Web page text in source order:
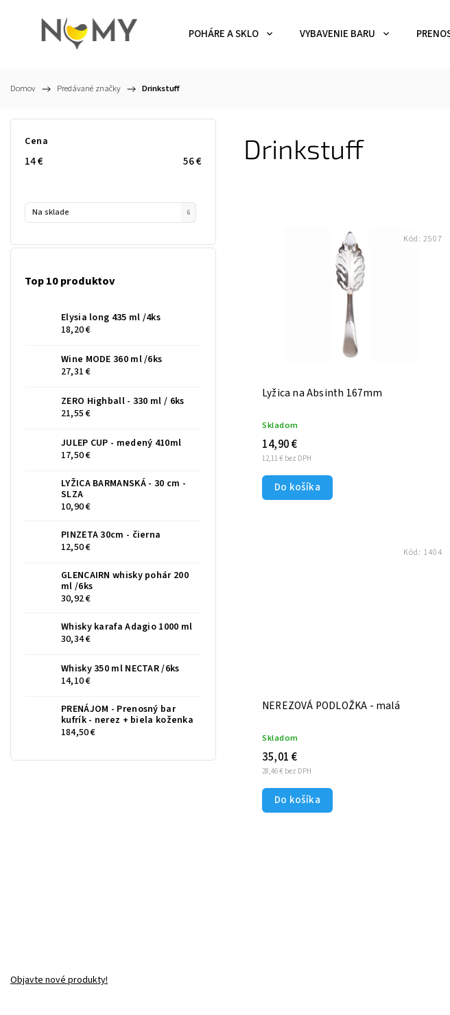
POHÁRE A SKLO VYBAVENIE BARU
Domov / Predávané značky / Drinkstuff
Cena
14€ 56€
Na sklade 6
Top 10 produktov
Elysia long 435 ml /4ks
18,20 €
Wine MODE 360 ml /6ks
27,31 €
ZERO Highball - 330 ml / 6ks
21,55 €
JULEP CUP - medený 410ml
17,50 €
LYŽICA BARMANSKÁ - 30 cm -
SLZA
10,90 €
PINZETA 30cm - čierna
12,50 €
GLENCAIRN whisky pohár 200
ml /6ks
30,92 €
Whisky karafa Adagio 1000 ml
30,34 €
Whisky 350 ml NECTAR /6ks
14,10 €
PRENÁJOM - Prenosný bar
kufrík - nerez + biela koženka
184,50 €
Objavte nové produkty!
Drinkstuff
Lyžica na Absinth 167mm
Skladom
12,11 € bez DPH
14,90 €
Do košíka
Kód: 2507
NEREZOVÁ PODLOŽKA - malá
Skladom
28,46 € bez DPH
35,01 €
Do košíka
Kód: 1404